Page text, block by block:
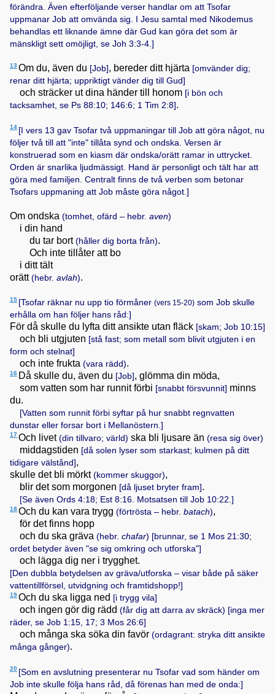
förändra. Även efterföljande verser handlar om att Tsofar
uppmanar Job att omvända sig. I Jesu samtal med Nikodemus
behandlas ett liknande ämne där Gud kan göra det som är
mänskligt sett omöjligt, se Joh 3:3-4.]
13Om du, även du [Job] , bereder ditt hjärta [omvänder dig;
renar ditt hjärta; uppriktigt vänder dig till Gud]
och sträcker ut dina händer till honom [i bön och
tacksamhet, se Ps 88:10; 146:6; 1 Tim 2:8] .
14 [I vers 13 gav Tsofar två uppmaningar till Job att göra något, nu
följer två till att "inte" tillåta synd och ondska. Versen är
konstruerad som en kiasm där ondska/orätt ramar in uttrycket.
Orden är snarlika ljudmässigt. Hand är personligt och tält har att
göra med familjen. Centralt finns de två verben som betonar
Tsofars uppmaning att Job måste göra något.]
Om ondska (tomhet, ofärd – hebr. aven)
i din hand
du tar bort (håller dig borta från).
Och inte tillåter att bo
i ditt tält
orätt (hebr. avlah).
15 [Tsofar räknar nu upp tio förmåner (vers 15-20)som Job skulle
erhålla om han följer hans råd:]
För då skulle du lyfta ditt ansikte utan fläck [skam; Job 10:15]
och bli utgjuten [stå fast; som metall som blivit utgjuten i en
form och stelnat]
och inte frukta (vara rädd).
16 Då skulle du, även du [Job] , glömma din möda,
som vatten som har runnit förbi [snabbt försvunnit] minns
du.
[Vatten som runnit förbi syftar på hur snabbt regnvatten
dunstar eller forsar bort i Mellanöstern.]
17Och livet (din tillvaro; värld) ska bli ljusare än (resa sig över)
middagstiden [då solen lyser som starkast; kulmen på ditt
tidigare välstånd],
skulle det bli mörkt (kommer skuggor),
blir det som morgonen [då ljuset bryter fram].
[Se även Ords 4:18; Est 8:16 . Motsatsen till Job 10:22 .]
18Och du kan vara trygg (förtrösta – hebr. batach),
för det finns hopp
och du ska gräva (hebr. chafar) [brunnar, se 1 Mos 21:30;
ordet betyder även "se sig omkring och utforska"]
och lägga dig ner i trygghet.
[Den dubbla betydelsen av gräva/utforska – visar både på säker
vattentillförsel, utvidgning och framtidshopp!]
19Och du ska ligga ned [i trygg vila]
och ingen gör dig rädd (får dig att darra av skräck) [inga mer
räder, se Job 1:15, 17; 3 Mos 26:6]
och många ska söka din favör (ordagrant: stryka ditt ansikte
många gånger).
20 [Som en avslutning presenterar nu Tsofar vad som händer om
Job inte skulle följa hans råd, då förenas han med de onda:]